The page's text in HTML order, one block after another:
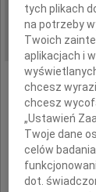
DATA
tych plikach
na potrzeby
Twoich
aplikacjach i
chcesz
chcesz
„Ustawień
Twoje dane
celów
dot.